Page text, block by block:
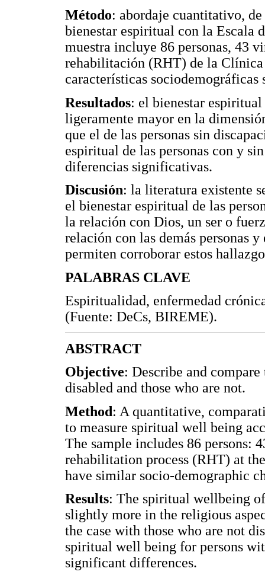
Método: abordaje cuantitativo,
bienestar espiritual con la
muestra incluye 86 personas, 43
rehabilitación (RHT) de la
características
Resultados: el bienestar espiritual
ligeramente mayor en la
que el de las personas sin
espiritual de las personas con y
diferencias significativas.
Discusión: la literatura existente
el bienestar espiritual de las
la relación con Dios, un ser o
relación con las demás personas
permiten corroborar estos
PALABRAS CLAVE
Espiritualidad, enfermedad
(Fuente: DeCs, BIREME).
ABSTRACT
Objective: Describe and
disabled and those who are not.
Method: A quantitative,
to measure spiritual well being
The sample includes 86 persons:
rehabilitation process (RHT) at
have similar socio-demographic
Results: The spiritual wellbeing
slightly more in the religious
the case with those who are not
spiritual well being for persons
significant differences.